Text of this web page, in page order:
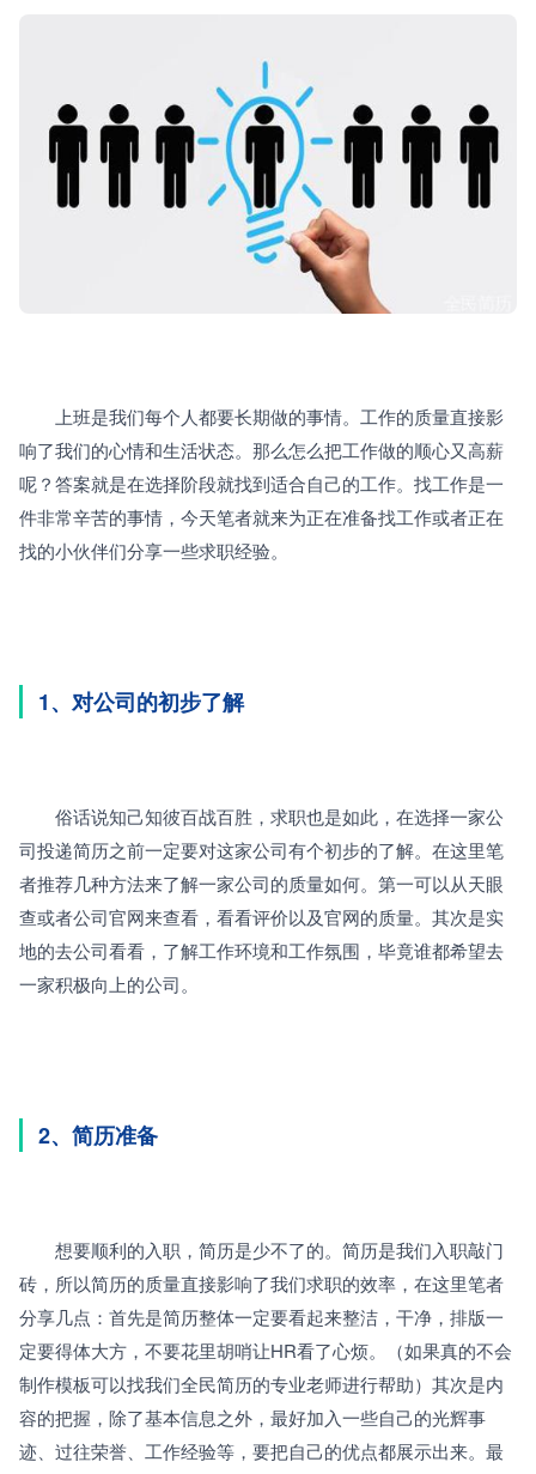
上班是我们每个人都要长期做的事情。工作的质量直接影
响了我们的心情和生活状态。那么怎么把工作做的顺心又高薪
呢？答案就是在选择阶段就找到适合自己的工作。找工作是一
件非常辛苦的事情，今天笔者就来为正在准备找工作或者正在
找的小伙伴们分享一些求职经验。
1、对公司的初步了解
俗话说知己知彼百战百胜，求职也是如此，在选择一家公
司投递简历之前一定要对这家公司有个初步的了解。在这里笔
者推荐几种方法来了解一家公司的质量如何。第一可以从天眼
查或者公司官网来查看，看看评价以及官网的质量。其次是实
地的去公司看看，了解工作环境和工作氛围，毕竟谁都希望去
一家积极向上的公司。
2、简历准备
想要顺利的入职，简历是少不了的。简历是我们入职敲门
砖，所以简历的质量直接影响了我们求职的效率，在这里笔者
分享几点：首先是简历整体一定要看起来整洁，干净，排版一
定要得体大方，不要花里胡哨让HR看了心烦。（如果真的不会
制作模板可以找我们全民简历的专业老师进行帮助）其次是内
容的把握，除了基本信息之外，最好加入一些自己的光辉事
迹、过往荣誉、工作经验等，要把自己的优点都展示出来。最